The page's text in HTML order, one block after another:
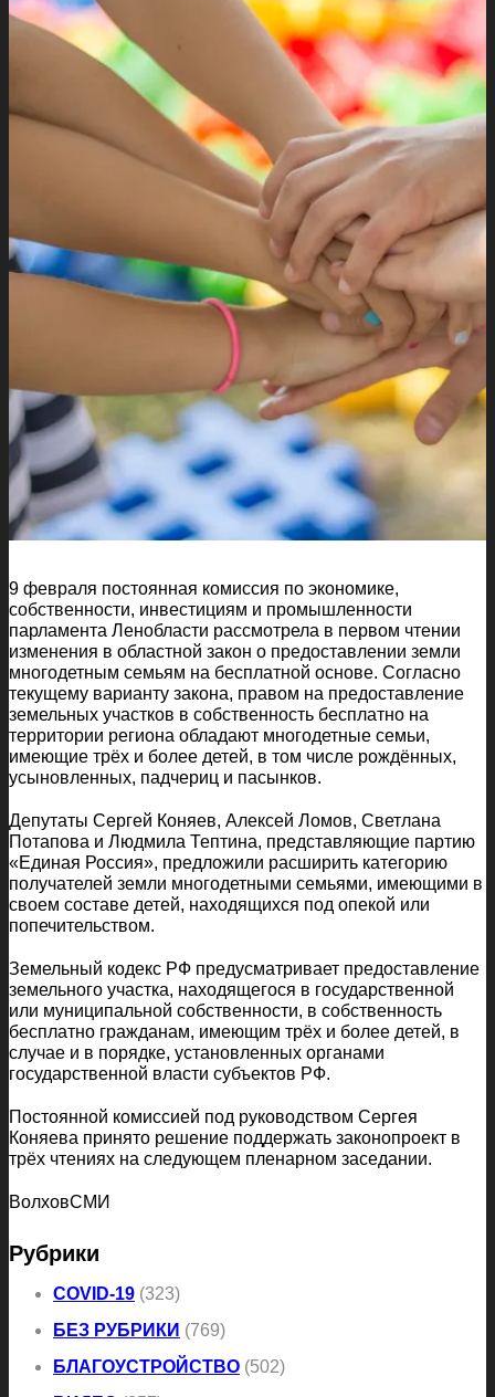
9 февраля постоянная комиссия по экономике,
собственности, инвестициям и промышленности
парламента Ленобласти рассмотрела в первом чтении
изменения в областной закон о предоставлении земли
многодетным семьям на бесплатной основе. Согласно
текущему варианту закона, правом на предоставление
земельных участков в собственность бесплатно на
территории региона обладают многодетные семьи,
имеющие трёх и более детей, в том числе рождённых,
усыновленных, падчериц и пасынков.
Депутаты Сергей Коняев, Алексей Ломов, Светлана
Потапова и Людмила Тептина, представляющие партию
«Единая Россия», предложили расширить категорию
получателей земли многодетными семьями, имеющими в
своем составе детей, находящихся под опекой или
попечительством.
Земельный кодекс РФ предусматривает предоставление
земельного участка, находящегося в государственной
или муниципальной собственности, в собственность
бесплатно гражданам, имеющим трёх и более детей, в
случае и в порядке, установленных органами
государственной власти субъектов РФ.
Постоянной комиссией под руководством Сергея
Коняева принято решение поддержать законопроект в
трёх чтениях на следующем пленарном заседании.
ВолховСМИ
Рубрики
COVID-19 (323)
БЕЗ РУБРИКИ (769)
БЛАГОУСТРОЙСТВО (502)